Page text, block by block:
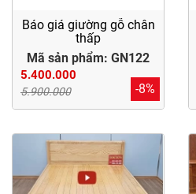
Báo giá giường gỗ chân
thấp
Mã sản phẩm: GN122
5.400.000
5.900.000 -8%